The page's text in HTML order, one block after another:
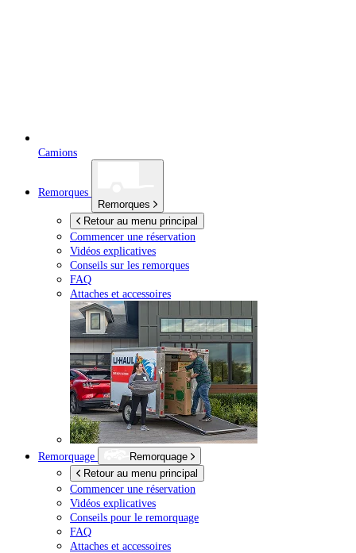
Camions
Remorques
Remorques
Retour au menu principal
Commencer une réservation
Vidéos explicatives
Conseils sur les remorques
FAQ
Attaches et accessoires
Remorquage
Remorquage
Retour au menu principal
Commencer une réservation
Vidéos explicatives
Conseils pour le remorquage
FAQ
Attaches et accessoires